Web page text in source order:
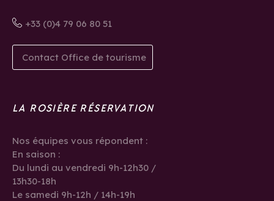
+33 (0)4 79 06 80 51
Contact Office de tourisme
LA ROSIÈRE RÉSERVATION
Nos équipes vous répondent :
En saison :
Du lundi au vendredi 9h-12h30 /
13h30-18h
Le samedi 9h-12h / 14h-19h